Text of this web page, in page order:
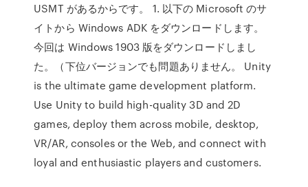
USMT があるからです。 1. 以下の Microsoft のサ
イトから Windows ADK をダウンロードします。
今回は Windows 1903 版をダウンロードしまし
た。（下位バージョンでも問題ありません。 Unity
is the ultimate game development platform.
Use Unity to build high-quality 3D and 2D
games, deploy them across mobile, desktop,
VR/AR, consoles or the Web, and connect with
loyal and enthusiastic players and customers.